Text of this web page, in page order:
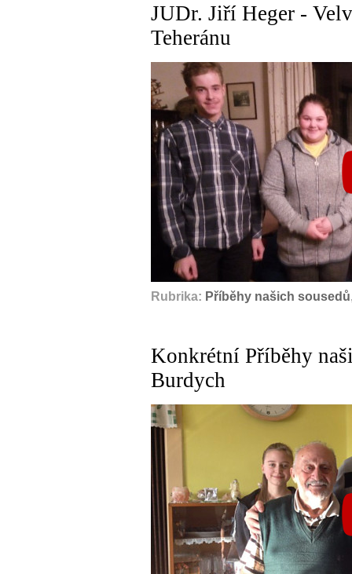
JUDr. Jiří Heger -
Teheránu
Rubrika: Příběhy našich sousedů
Konkrétní Příběhy
Burdych